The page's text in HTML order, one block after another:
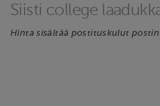
Siisti college
Hinta sisältää postituskulut postin